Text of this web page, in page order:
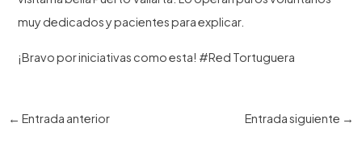
muy dedicados y pacientes para explicar.
¡Bravo por iniciativas como esta! #Red Tortuguera
Navegación
← Entrada anterior Entrada siguiente →